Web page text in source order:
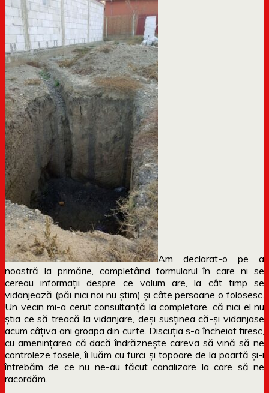
Am declarat-o pe a
noastră la primărie, completând formularul în care ni se
cereau informații despre ce volum are, la cât timp se
vidanjează (păi nici noi nu știm) și câte persoane o folosesc.
Un vecin mi-a cerut consultanță la completare, că nici el nu
știa ce să treacă la vidanjare, deși susținea că-și vidanjase
acum câțiva ani groapa din curte. Discuția s-a încheiat firesc,
cu amenințarea că dacă îndrăznește careva să vină să ne
controleze fosele, îi luăm cu furci și topoare de la poartă și-i
întrebăm de ce nu ne-au făcut canalizare la care să ne
racordăm.